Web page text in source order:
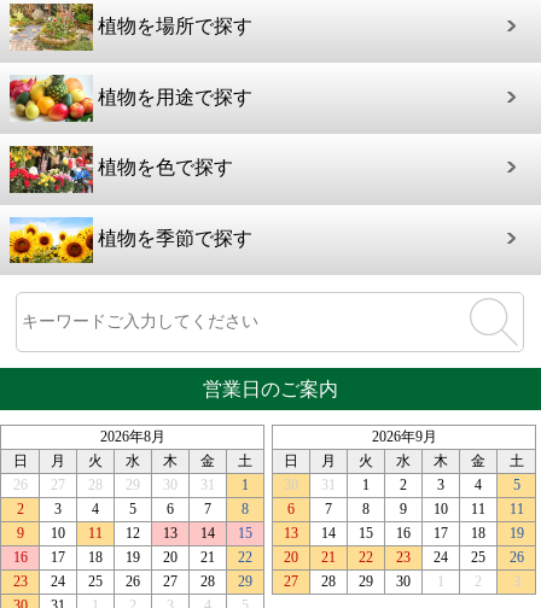
植物を場所で探す
植物を用途で探す
植物を色で探す
植物を季節で探す
営業日のご案内